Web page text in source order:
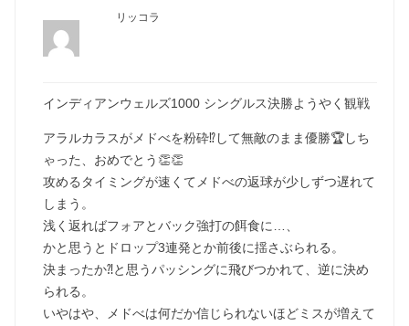
リッコラ
インディアンウェルズ1000 シングルス決勝ようやく観戦
アラルカラスがメドべを粉砕⁉︎して無敵のまま優勝🏆しち
ゃった、おめでとう👏👏
攻めるタイミングが速くてメドべの返球が少しずつ遅れて
しまう。
浅く返ればフォアとバック強打の餌食に…、
かと思うとドロップ3連発とか前後に揺さぶられる。
決まったか⁈と思うパッシングに飛びつかれて、逆に決め
られる。
いやはや、メドべは何だか信じられないほどミスが増えて